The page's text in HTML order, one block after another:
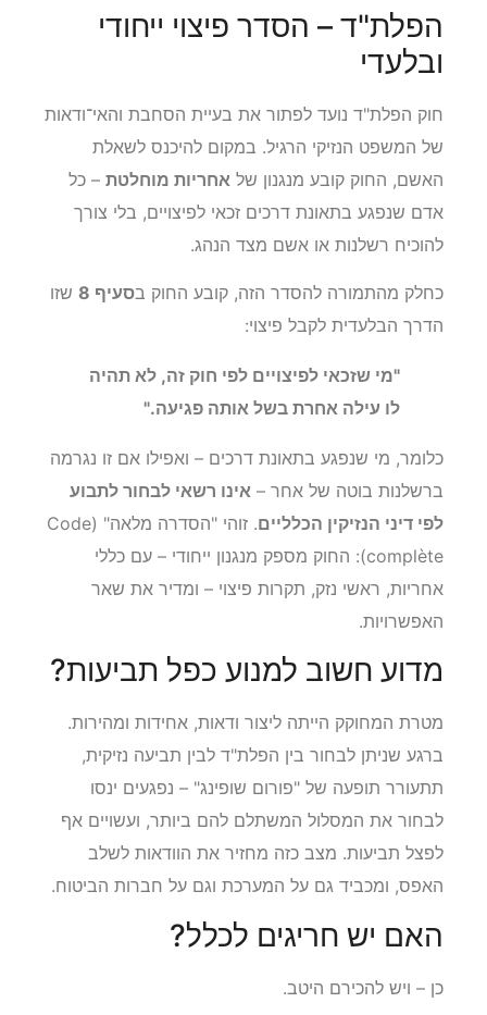
הפלת"ד – הסדר פיצוי ייחודי
ובלעדי
חוק הפלת"ד נועד לפתור את בעיית הסחבת והאי־ודאות
של המשפט הנזיקי הרגיל. במקום להיכנס לשאלת
האשם, החוק קובע מנגנון של אחריות מוחלטת – כל
אדם שנפגע בתאונת דרכים זכאי לפיצויים, בלי צורך
להוכיח רשלנות או אשם מצד הנהג.
כחלק מהתמורה להסדר הזה, קובע החוק בסעיף 8
שזו
הדרך הבלעדית לקבל פיצוי:
"מי שזכאי לפיצויים לפי חוק זה, לא תהיה
לו עילה אחרת בשל אותה פגיעה."
כלומר, מי שנפגע בתאונת דרכים – ואפילו אם זו נגרמה
ברשלנות בוטה של אחר – אינו רשאי לבחור לתבוע
לפי דיני הנזיקין הכלליים
. זוהי "הסדרה מלאה" (Code
complète): החוק מספק מנגנון ייחודי – עם כללי
אחריות, ראשי נזק, תקרות פיצוי – ומדיר את שאר
האפשרויות.
מדוע חשוב למנוע כפל תביעות?
מטרת המחוקק הייתה ליצור ודאות, אחידות ומהירות.
ברגע שניתן לבחור בין הפלת"ד לבין תביעה נזיקית,
תתעורר תופעה של "פורום שופינג" – נפגעים ינסו
לבחור את המסלול המשתלם להם ביותר, ועשויים אף
לפצל תביעות. מצב כזה מחזיר את הוודאות לשלב
האפס, ומכביד גם על המערכת וגם על חברות הביטוח.
האם יש חריגים לכלל?
כן – ויש להכירם היטב.